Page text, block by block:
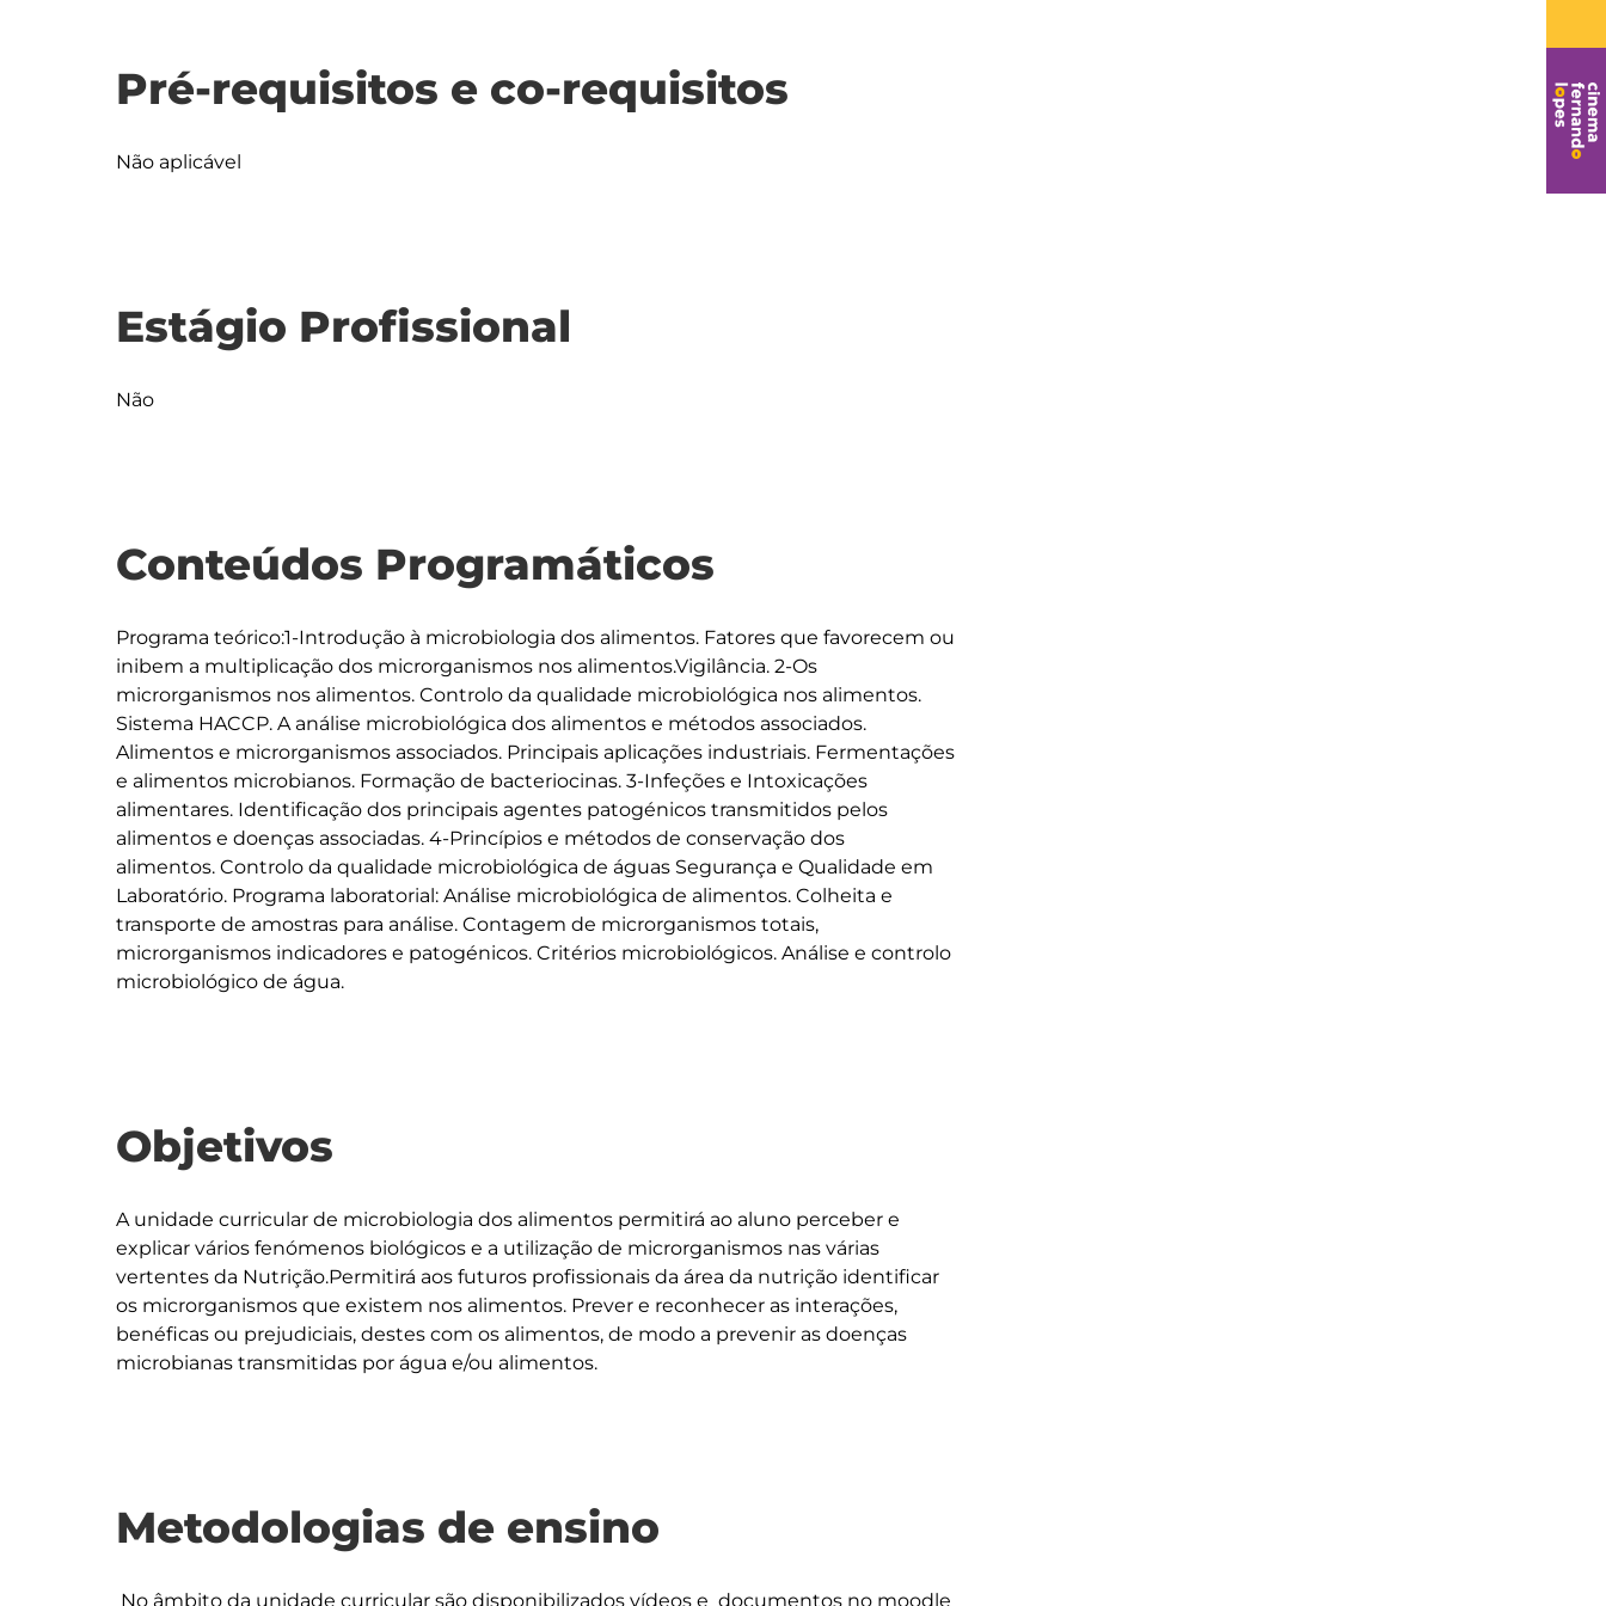
Pré-requisitos e co-requisitos
Não aplicável
Estágio Profissional
Não
Conteúdos Programáticos
Programa teórico:1-Introdução à microbiologia dos alimentos. Fatores que favorecem ou
inibem a multiplicação dos microrganismos nos alimentos.Vigilância. 2-Os
microrganismos nos alimentos. Controlo da qualidade microbiológica nos alimentos.
Sistema HACCP. A análise microbiológica dos alimentos e métodos associados.
Alimentos e microrganismos associados. Principais aplicações industriais. Fermentações
e alimentos microbianos. Formação de bacteriocinas. 3-Infeções e Intoxicações
alimentares. Identificação dos principais agentes patogénicos transmitidos pelos
alimentos e doenças associadas. 4-Princípios e métodos de conservação dos
alimentos. Controlo da qualidade microbiológica de águas Segurança e Qualidade em
Laboratório. Programa laboratorial: Análise microbiológica de alimentos. Colheita e
transporte de amostras para análise. Contagem de microrganismos totais,
microrganismos indicadores e patogénicos. Critérios microbiológicos. Análise e controlo
Objetivos
A unidade curricular de microbiologia dos alimentos permitirá ao aluno perceber e
explicar vários fenómenos biológicos e a utilização de microrganismos nas várias
vertentes da Nutrição.Permitirá aos futuros profissionais da área da nutrição identificar
os microrganismos que existem nos alimentos. Prever e reconhecer as interações,
benéficas ou prejudiciais, destes com os alimentos, de modo a prevenir as doenças
Metodologias de ensino
No âmbito da unidade curricular são disponibilizados vídeos e  documentos no moodle